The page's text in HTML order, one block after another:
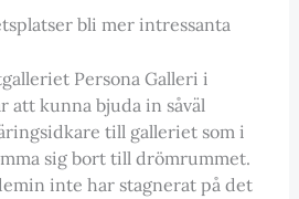
bli mer intressanta
Persona Galleri i
att kunna bjuda in såväl
till galleriet som i
sig bort till drömrummet.
inte har stagnerat på det